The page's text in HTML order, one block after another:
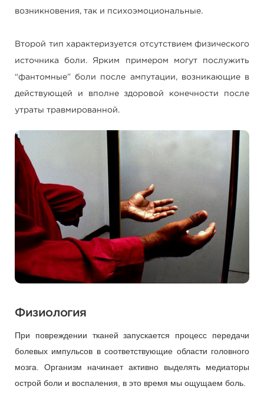
возникновения, так и психоэмоциональные.
Второй тип характеризуется отсутствием физического
источника боли. Ярким примером могут послужить
“фантомные” боли после ампутации, возникающие в
действующей и вполне здоровой конечности после
утраты травмированной.
Физиология
При повреждении тканей запускается процесс передачи
болевых импульсов в соответствующие области головного
мозга. Организм начинает активно выделять медиаторы
острой боли и воспаления, в это время мы ощущаем боль.